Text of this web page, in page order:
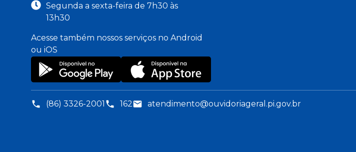
Segunda a sexta-feira de 7h30 às
13h30
Acesse também nossos serviços no Android
ou iOS
(86) 3326-2001 162 atendimento@ouvidoriageral.pi.gov.br